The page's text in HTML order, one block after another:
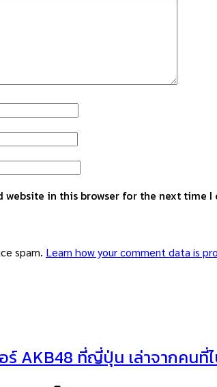
website in this browser for the next time I
spam. Learn how your comment data is
ร์ AKB48 ที่ญี่ปุ่น เล่าจากคนที่